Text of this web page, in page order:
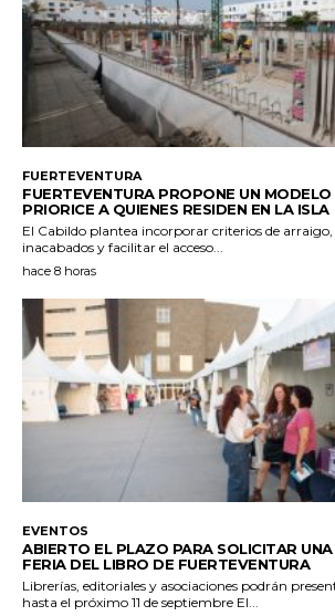
FUERTEVENTURA
FUERTEVENTURA PROPONE UN
PRIORICE A QUIENES RESIDEN EN LA ISLA
El Cabildo plantea incorporar criterios de
inacabados y facilitar el acceso...
hace 8 horas
EVENTOS
ABIERTO EL PLAZO PARA SOLICITAR
FERIA DEL LIBRO DE FUERTEVENTURA
Librerías, editoriales y asociaciones podrán
hasta el próximo 11 de septiembre El...